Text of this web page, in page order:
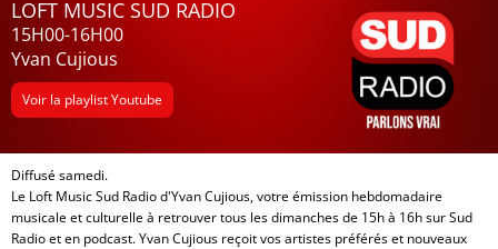
LOFT MUSIC SUD RADIO
15H00-16H00
Yvan Cujious
Voir la playlist Youtube
Diffusé samedi.
Le Loft Music Sud Radio d'Yvan Cujious, votre émission hebdomadaire
musicale et culturelle à retrouver tous les dimanches de 15h à 16h surSud
Radioet en podcast.Yvan Cujious reçoit vos artistes préférés et nouveaux